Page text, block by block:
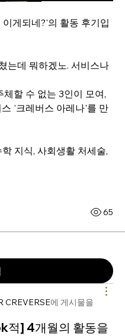
게되네?'의 활동 후기입
는데 뭐하겠노. 서비스나
할 수 없는 3인이 모여,
'크레버스 아레나'를 만
지식, 사회생활 처세술,
65
CREVERSE에 게시물을
적] 4개월의 활동을